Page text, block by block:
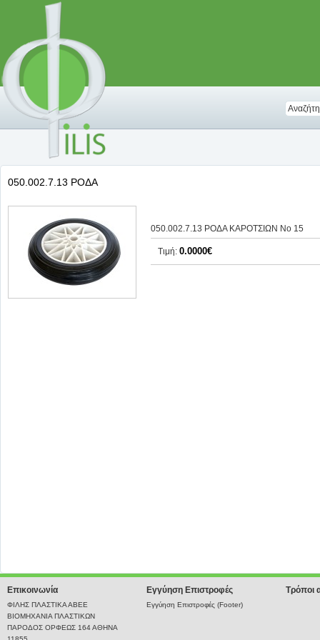
050.002.7.13 ΡΟΔΑ
050.002.7.13 ΡΟΔΑ ΚΑΡΟΤΣΙΩΝ Νο 15
Τιμή: 0.0000€
Επικοινωνία
ΦΙΛΗΣ ΠΛΑΣΤΙΚΑ ΑΒΕΕ
ΒΙΟΜΗΧΑΝΙΑ ΠΛΑΣΤΙΚΩΝ
ΠΑΡΟΔΟΣ ΟΡΦΕΩΣ 164 ΑΘΗΝΑ
Εγγύηση Επιστροφές
Εγγύηση Επιστροφές (Footer)
Τρόποι